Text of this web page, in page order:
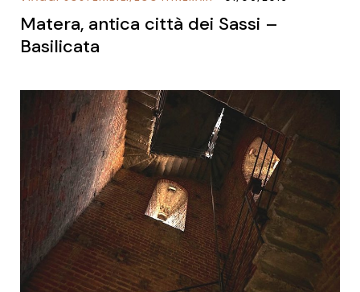
Matera, antica città dei Sassi –
Basilicata